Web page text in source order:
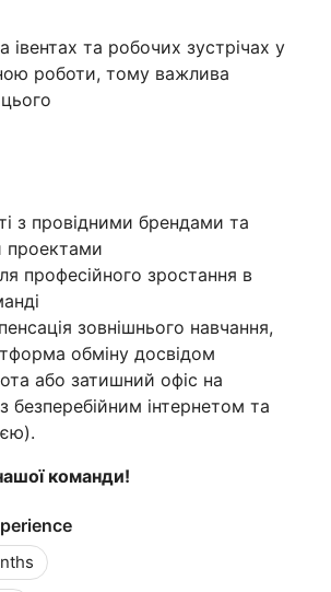
івентах та робочих зустрічах у
роботи, тому важлива
з провідними брендами та
проектами
професійного зростання в
зовнішнього навчання,
обміну досвідом
або затишний офіс на
безперебійним інтернетом та
команди!